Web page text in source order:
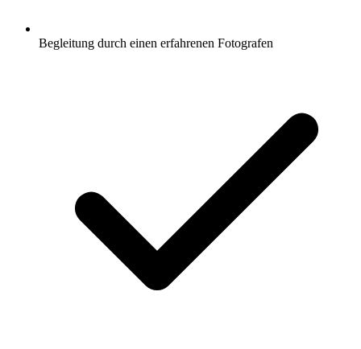
Begleitung durch einen erfahrenen Fotografen